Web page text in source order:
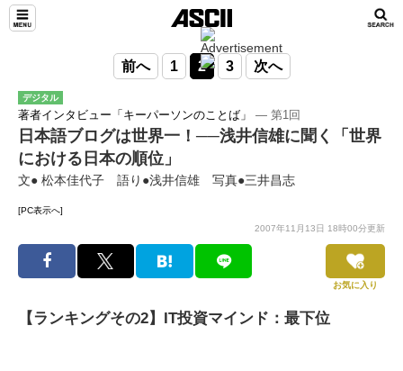
前へ 1 2 3 次へ
デジタル
著者インタビュー「キーパーソンのことば」 ― 第1回
日本語ブログは世界一！──浅井信雄に聞く「世界
における日本の順位」
文● 松本佳代子 語り●浅井信雄 写真●三井昌志
[PC表示へ]
2007年11月13日 18時00分更新
お気に入り
【ランキングその2】IT投資マインド：最下位